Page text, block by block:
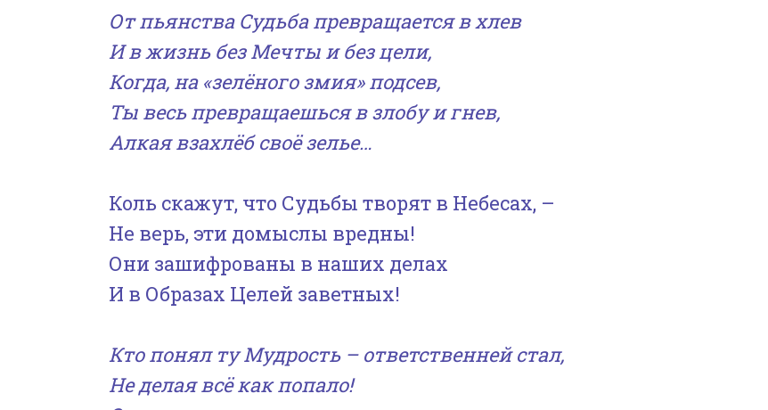
От пьянства Судьба превращается в хлев
И в жизнь без Мечты и без цели,
Когда, на «зелёного змия» подсев,
Ты весь превращаешься в злобу и гнев,
Алкая взахлёб своё зелье…
Коль скажут, что Судьбы творят в Небесах, –
Не верь, эти домыслы вредны!
Они зашифрованы в наших делах
И в Образах Целей заветных!
Кто понял ту Мудрость – ответственней стал,
Не делая всё как попало!